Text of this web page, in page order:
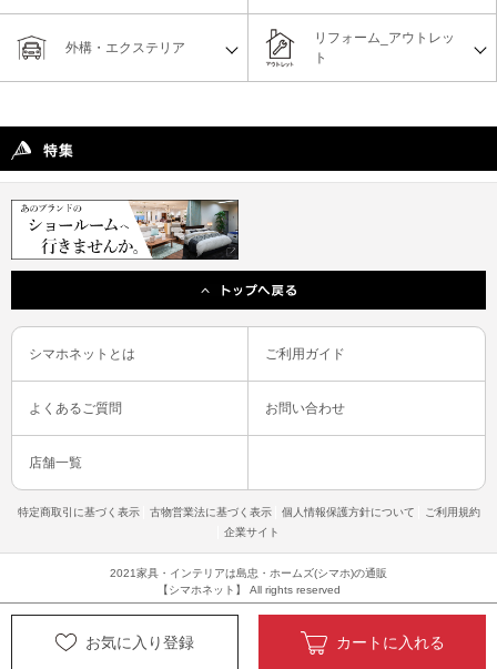
お気に入り登録 カートに入れる
リフォーム_アウトレッ
ト
外構・エクステリア
シマホネットとは ご利用ガイド
よくあるご質問 お問い合わせ
店舗一覧
特定商取引に基づく表示 古物営業法に基づく表示 個人情報保護方針について
ご利用規約
企業サイト
2021家具・インテリアは島忠・ホームズ(シマホ)の通販
【シマホネット】 All rights reserved